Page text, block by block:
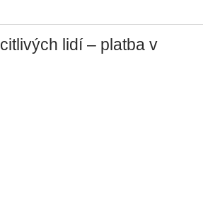
lidí – platba v